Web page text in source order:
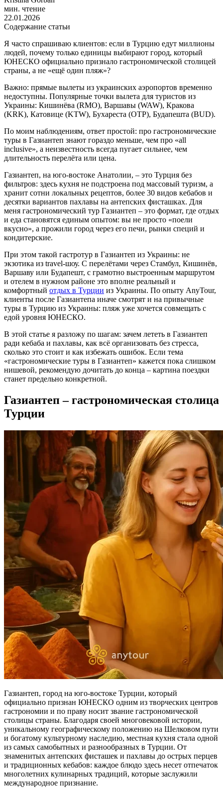
мин. чтение
22.01.2026
Содержание статьи
Я часто спрашиваю клиентов: если в Турцию едут миллионы
людей, почему только единицы выбирают город, который
ЮНЕСКО официально признало гастрономической столицей
страны, а не «ещё один пляж»?
Важно: прямые вылеты из украинских аэропортов временно
недоступны. Популярные точки вылета для туристов из
Украины: Кишинёва (RMO), Варшавы (WAW), Кракова
(KRK), Катовице (KTW), Бухареста (OTP), Будапешта (BUD).
По моим наблюдениям, ответ простой: про гастрономические
туры в Газиантеп знают гораздо меньше, чем про «all
inclusive», а неизвестность всегда пугает сильнее, чем
длительность перелёта или цена.
Газиантеп, на юго‑востоке Анатолии, – это Турция без
фильтров: здесь кухня не подстроена под массовый туризм, а
хранит сотни локальных рецептов, более 30 видов кебабов и
десятки вариантов пахлавы на антепских фисташках. Для
меня гастрономический тур Газиантеп – это формат, где отдых
и еда становятся единым опытом: вы не просто «поели
вкусно», а прожили город через его печи, рынки специй и
кондитерские.
При этом такой гастротур в Газиантеп из Украины: не
экзотика из travel‑шоу. С перелётами через Стамбул, Кишинёв,
Варшаву или Будапешт, с грамотно выстроенным маршрутом
и отелем в нужном районе это вполне реальный и
комфортный отдых в Турции из Украины. По опыту AnyTour,
клиенты после Газиантепа иначе смотрят и на привычные
туры в Турцию из Украины: пляж уже хочется совмещать с
едой уровня ЮНЕСКО.
В этой статье я разложу по шагам: зачем лететь в Газиантеп
ради кебаба и пахлавы, как всё организовать без стресса,
сколько это стоит и как избежать ошибок. Если тема
«гастрономические туры в Газиантеп» кажется пока слишком
нишевой, рекомендую дочитать до конца – картина поездки
станет предельно конкретной.
Газиантеп – гастрономическая столица
Турции
Газиантеп, город на юго-востоке Турции, который
официально признан ЮНЕСКО одним из творческих центров
гастрономии и по праву носит звание гастрономической
столицы страны. Благодаря своей многовековой истории,
уникальному географическому положению на Шелковом пути
и богатому культурному наследию, местная кухня стала одной
из самых самобытных и разнообразных в Турции. От
знаменитых антепских фисташек и пахлавы до острых перцев
и традиционных кебабов: каждое блюдо здесь несет отпечаток
многолетних кулинарных традиций, которые заслужили
международное признание.